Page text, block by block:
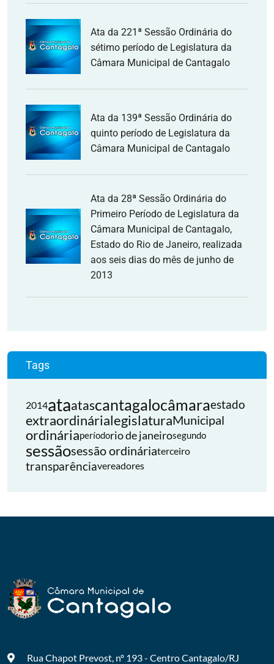
Ata da 221ª Sessão Ordinária do
sétimo período de Legislatura da
Câmara Municipal de Cantagalo
Ata da 139ª Sessão Ordinária do
quinto período de Legislatura da
Câmara Municipal de Cantagalo
Ata da 28ª Sessão Ordinária do
Primeiro Período de Legislatura da
Câmara Municipal de Cantagalo,
Estado do Rio de Janeiro, realizada
aos seis dias do mês de junho de
2013
Tags
2014ataatascantagalocâmaraestado
extraordinárialegislaturaMunicipal
ordináriaperíodorio de janeirosegundo
sessãosessão ordináriaterceiro
transparênciavereadores
Rua Chapot Prevost, nº 193 - CentroCantagalo/RJ